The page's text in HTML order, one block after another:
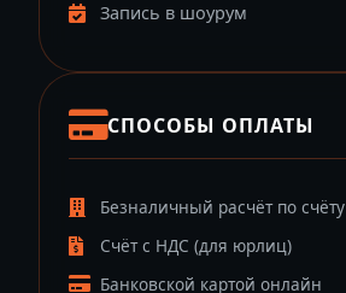
Запись в шоурум
СПОСОБЫ ОПЛАТЫ
Безналичный расчёт по счёту
Счёт с НДС (для юрлиц)
Банковской картой онлайн